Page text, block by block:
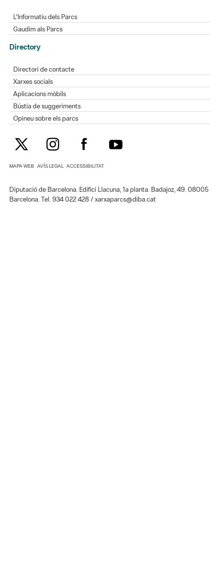
L'Informatiu dels Parcs
Gaudim als Parcs
Directory
Directori de contacte
Xarxes socials
Aplicacions mòbils
Bústia de suggeriments
Opineu sobre els parcs
MAPA WEB AVÍS LEGAL ACCESSIBILITAT
Diputació de Barcelona. Edifici Llacuna, 1a planta. Badajoz, 49. 08005
Barcelona. Tel. 934 022 428 / xarxaparcs@diba.cat